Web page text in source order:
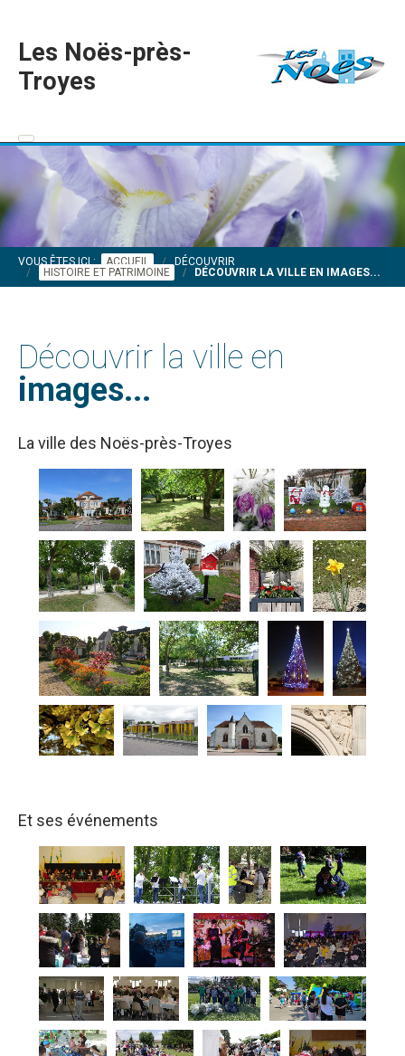
Les Noës-près-
Troyes
VOUS ÊTES ICI : ACCUEIL
DÉCOUVRIR
HISTOIRE ET PATRIMOINE
DÉCOUVRIR LA VILLE EN IMAGES...
Découvrir la ville en
images...
La ville des Noës-près-Troyes
Et ses événements